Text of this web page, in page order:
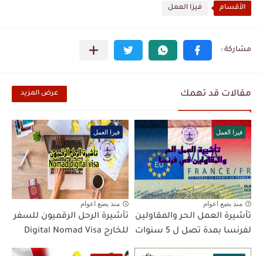
الأقسام فيزا العمل
مقالات قد تهمك عرض المزيد
فيزا العمل
منذ بضع اعوام
تأشيرة العمل الحر والمقاولين
لفرنسا بمدة تصل ل 5 سنوات
فيزا العمل
منذ بضع اعوام
تأشيرة الرحل الرقميون للسفر
للخارج Digital Nomad Visa